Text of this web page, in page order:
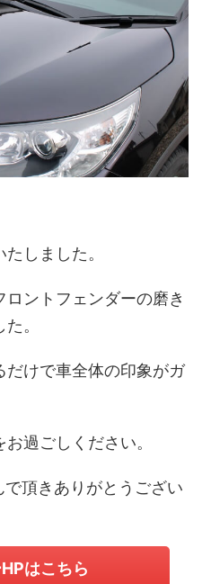
しました。
ントフェンダーの磨き
。
だけで車全体の印象がガ
過ごしください。
頂きありがとうござい
はこちら